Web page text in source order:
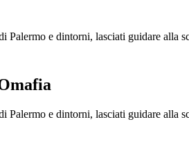
Palermo e dintorni, lasciati guidare alla
Palermo e dintorni, lasciati guidare alla